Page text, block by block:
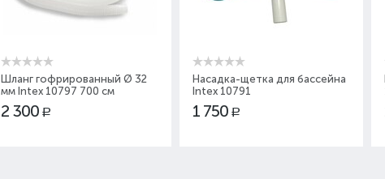
Шланг гофрированный Ø 32
мм Intex 10797 700 см
2 300 Р
Насадка-щетка для бассейна
Intex 10791
1 750 Р